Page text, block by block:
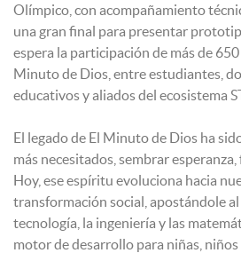
Olímpico, con acompañamiento
una gran final para presentar
espera la participación de más de
Minuto de Dios, entre estudiantes,
educativos y aliados del ecosistema
El legado de El Minuto de Dios ha
más necesitados, sembrar
Hoy, ese espíritu evoluciona hacia
transformación social, apostándole al
tecnología, la ingeniería y las
motor de desarrollo para niñas, niños